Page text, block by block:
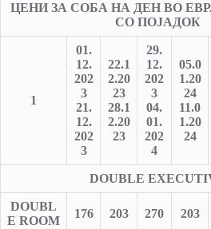
ЦЕНИ ЗА СОБА НА ДЕН ВО
СО ПОЈАДОК
1
01.
12.
202
3
21.
12.
202
3
22.1
2.20
23
28.1
2.20
23
29.
12.
202
3
04.
01.
202
4
05.0
1.20
24
11.0
1.20
24
DOUBLE
DOUBL
E ROOM
176 203 270 203